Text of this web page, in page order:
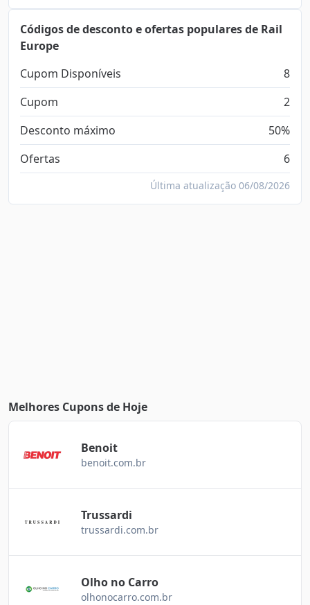
Códigos de desconto e ofertas populares de Rail
Europe
Cupom Disponíveis
8
Cupom
2
Desconto máximo
50%
Ofertas
6
Última atualização 06/08/2026
Melhores Cupons de Hoje
Benoit
benoit.com.br
Trussardi
trussardi.com.br
Olho no Carro
olhonocarro.com.br